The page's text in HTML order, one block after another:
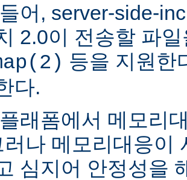
어, server-side-
2.0이 전송할 파
등을 지원한
다.
래폼에서 메모리
러나 메모리대응이
심지어 안정성을